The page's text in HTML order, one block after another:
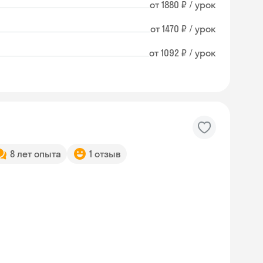
от 1880 ₽ / урок
от 1470 ₽ / урок
от 1092 ₽ / урок
8 лет опыта 1 отзыв